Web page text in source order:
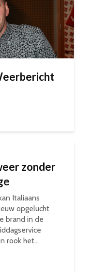
zonder
Italiaans
opgelucht
brand in de
rook het...